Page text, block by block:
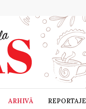
ARHIVĂ REPORTAJE